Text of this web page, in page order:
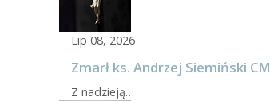
Lip 08, 2026
Zmarł ks. Andrzej Siemiński CM
Z nadzieją…